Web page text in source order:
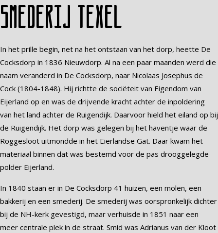
Smederij Texel
In het prille begin, net na het ontstaan van het dorp, heette De
Cocksdorp in 1836 Nieuwdorp. Al na een paar maanden werd die
naam veranderd in De Cocksdorp, naar Nicolaas Josephus de
Cock (1804-1848). Hij richtte de sociëteit van Eigendom van
Eijerland op en was de drijvende kracht achter de inpoldering
van het land achter de Ruigendijk. Daarvoor hield het eiland op bij
de Ruigendijk. Het dorp was gelegen bij het haventje waar de
Roggesloot uitmondde in het Eierlandse Gat. Daar kwam het
materiaal binnen dat was bestemd voor de pas drooggelegde
polder Eijerland.
In 1840 staan er in De Cocksdorp 41 huizen, een molen, een
bakkerij en een smederij. De smederij was oorspronkelijk dichter
bij de NH-kerk gevestigd, maar verhuisde in 1851 naar een
meer centrale plek in de straat. Smid was Adrianus van der Kloot